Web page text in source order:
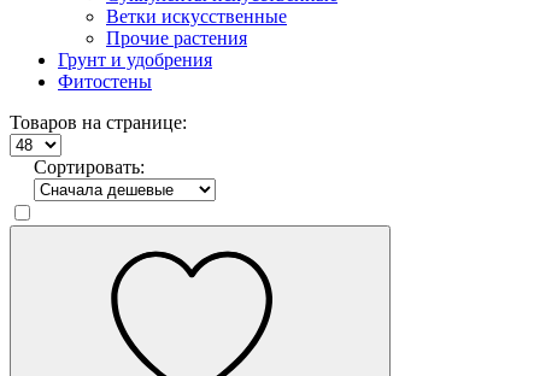
Ветки искусственные
Прочие растения
Грунт и удобрения
Фитостены
Товаров на странице:
Сортировать: